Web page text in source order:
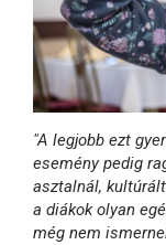
"A legjobb ezt
esemény pedig
asztalnál,
a diákok olyan
még nem